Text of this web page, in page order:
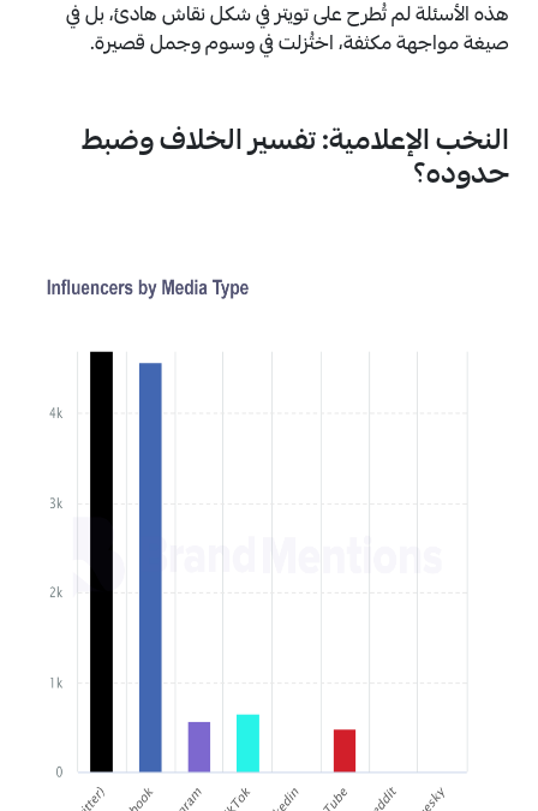
هذه الأسئلة لم تُطرح على تويتر في شكل نقاش هادئ، بل في
صيغة مواجهة مكثفة، اختُزلت في وسوم وجمل قصيرة.
النخب الإعلامية: تفسير الخلاف وضبط
حدوده؟